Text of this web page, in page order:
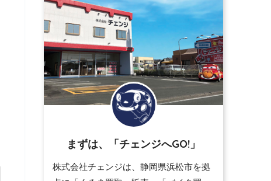
まずは、「チェンジへGO!」
株式会社チェンジは、静岡県浜松市を拠